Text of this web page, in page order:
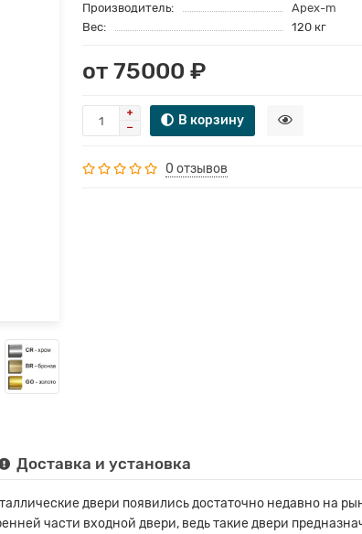
Производитель:
Apex-m
Вес:
120 кг
от 75000 ₽
В корзину
0 отзывов
Доставка и установка
двери появились достаточно недавно на
части входной двери, ведь такие двери